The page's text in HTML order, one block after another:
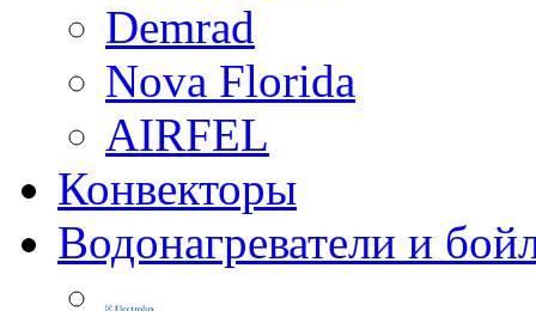
Demrad
Nova Florida
AIRFEL
Конвекторы
Водонагреватели и